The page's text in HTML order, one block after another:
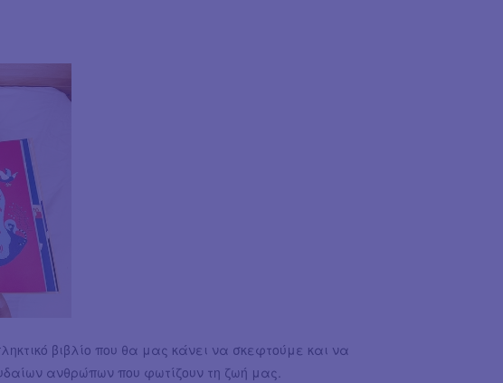
βιβλίο που θα μας κάνει να σκεφτούμε και να
ανθρώπων που φωτίζουν τη ζωή μας.